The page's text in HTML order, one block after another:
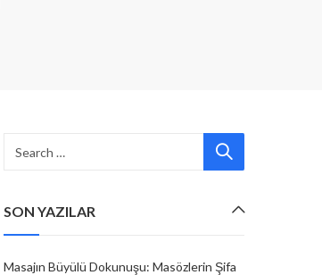
SON YAZILAR
Masajın Büyülü Dokunuşu: Masözlerin Şifa